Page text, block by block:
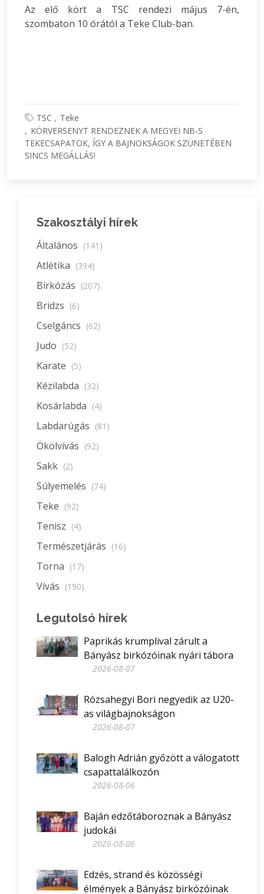
Az elő kört a TSC rendezi május 7-én,
szombaton 10 órától a Teke Club-ban.
TSC
Teke
KÖRVERSENYT RENDEZNEK A MEGYEI NB-S
TEKECSAPATOK, ÍGY A BAJNOKSÁGOK SZÜNETÉBEN
SINCS MEGÁLLÁS!
Szakosztályi hírek
Általános (141)
Atlétika (394)
Birkózás (207)
Bridzs (6)
Cselgáncs (62)
Judo (52)
Karate (5)
Kézilabda (32)
Kosárlabda (4)
Labdarúgás (81)
Ökölvívás (92)
Sakk (2)
Súlyemelés (74)
Teke (92)
Tenisz (4)
Természetjárás (16)
Torna (17)
Vívás (190)
Legutolsó hírek
Paprikás krumplival zárult a
Bányász birkózóinak nyári tábora
2026-08-07
Rózsahegyi Bori negyedik az U20-
as világbajnokságon
2026-08-07
Balogh Adrián győzött a válogatott
csapattalálkozón
2026-08-06
Baján edzőtáboroznak a Bányász
judokái
2026-08-06
Edzés, strand és közösségi
élmények a Bányász birkózóinak